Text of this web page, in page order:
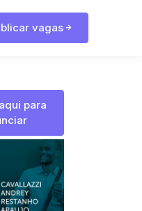
vagas
território nacional,
para